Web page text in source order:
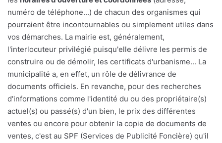
numéro de téléphone...) de chacun des organismes qui
pourraient être incontournables ou simplement utiles dans
vos démarches. La mairie est, généralement,
l'interlocuteur privilégié puisqu'elle délivre les permis de
construire ou de démolir, les certificats d'urbanisme... La
municipalité a, en effet, un rôle de délivrance de
documents officiels. En revanche, pour des recherches
d'informations comme l'identité du ou des propriétaire(s)
actuel(s) ou passé(s) d'un bien, le prix des différentes
ventes ou encore pour obtenir la copie de documents de
ventes, c'est au SPF (Services de Publicité Foncière) qu'il